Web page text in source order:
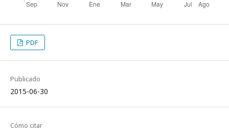
PDF
Publicado
2015-06-30
Cómo citar